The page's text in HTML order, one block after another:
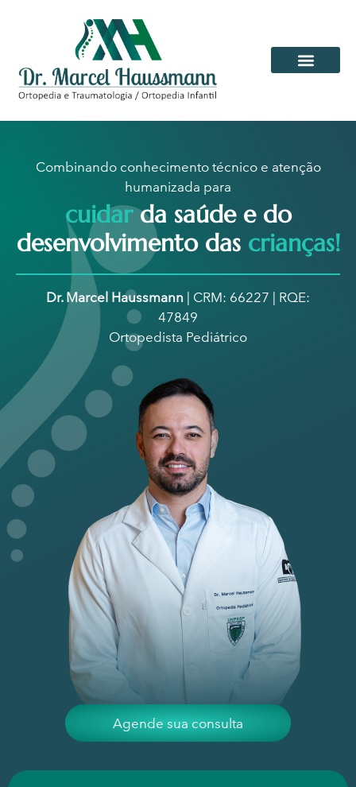
Combinando conhecimento técnico e atenção
humanizada para
cuidarda saúde e do
desenvolvimento das crianças!
Dr. Marcel Haussmann | CRM: 66227 | RQE:
47849
Ortopedista Pediátrico
Agende sua consulta